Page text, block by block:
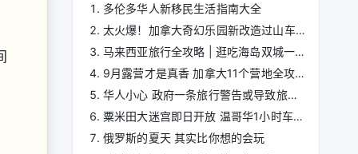
多伦多华人新移民生活指南大全
太火爆！加拿大奇幻乐园新改造过山车引爆人潮
马来西亚旅行全攻略 | 逛吃海岛双城一站式玩转
9月露营才是真香 加拿大11个营地全攻略
华人小心 政府一条旅行警告或导致旅游保险失效
粟米田大迷宫即日开放 温哥华1小时车程可达
俄罗斯的夏天 其实比你想的会玩